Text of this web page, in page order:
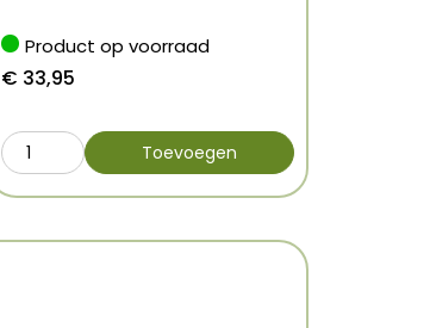
Product op voorraad
€ 33,95
Toevoegen